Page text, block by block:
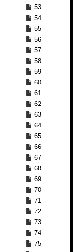
53
54
55
56
57
58
59
60
61
62
63
64
65
66
67
68
69
70
71
72
73
74
75